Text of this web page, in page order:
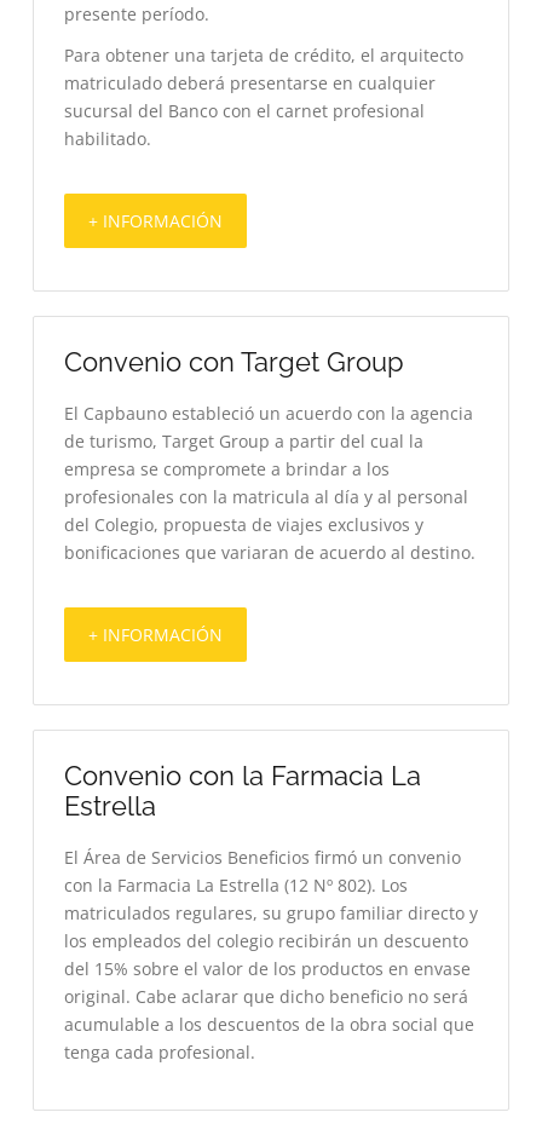
presente período.
Para obtener una tarjeta de crédito, el arquitecto
matriculado deberá presentarse en cualquier
sucursal del Banco con el carnet profesional
habilitado.
+ INFORMACIÓN
Convenio con Target Group
El Capbauno estableció un acuerdo con la agencia
de turismo, Target Group a partir del cual la
empresa se compromete a brindar a los
profesionales con la matricula al día y al personal
del Colegio, propuesta de viajes exclusivos y
bonificaciones que variaran de acuerdo al destino.
+ INFORMACIÓN
Convenio con la Farmacia La
Estrella
El Área de Servicios Beneficios firmó un convenio
con la Farmacia La Estrella (12 Nº 802). Los
matriculados regulares, su grupo familiar directo y
los empleados del colegio recibirán un descuento
del 15% sobre el valor de los productos en envase
original. Cabe aclarar que dicho beneficio no será
acumulable a los descuentos de la obra social que
tenga cada profesional.